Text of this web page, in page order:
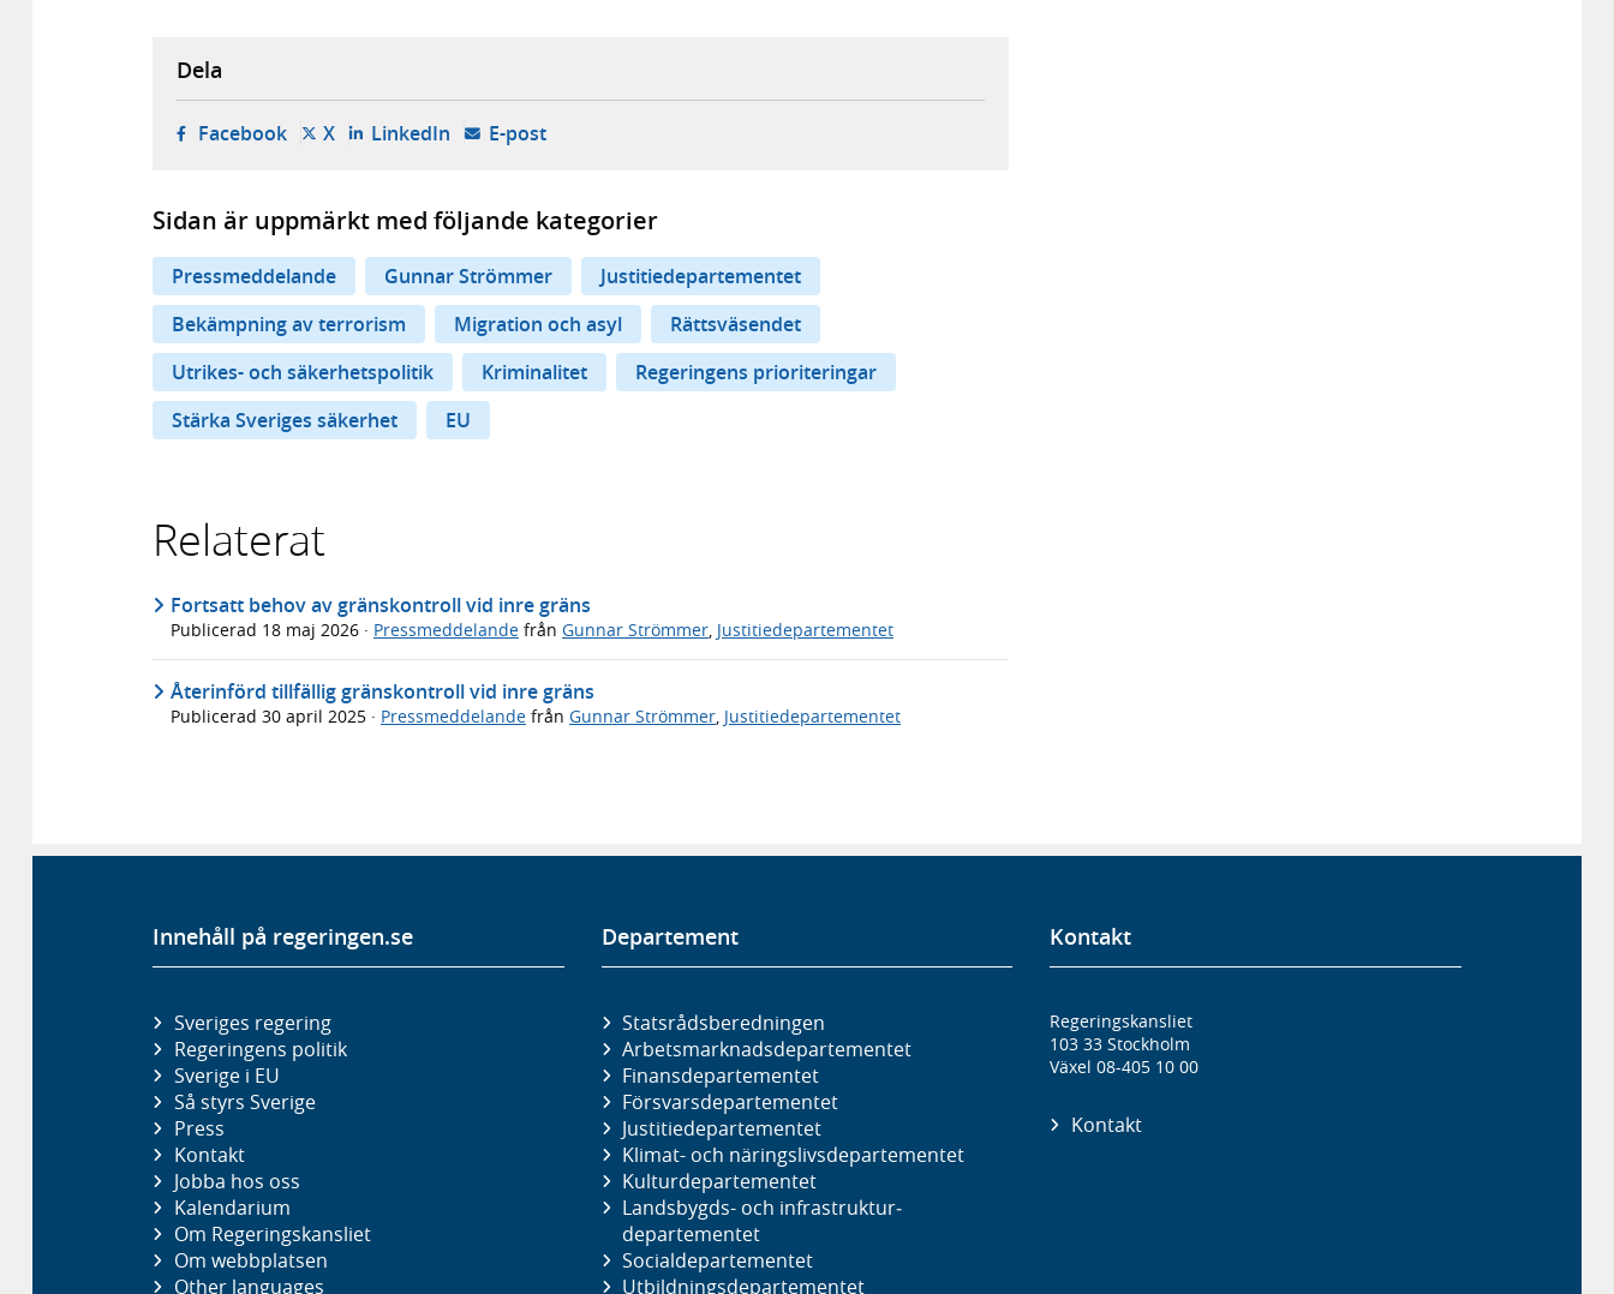
Dela
Facebook- öppnas i ny flik, extern webbplats,
X- öppnas i ny flik, extern webbplats,
LinkedIn- öppnas i ny flik, extern webbplats,
E-post- öppnar din e-postklient,
Sidan är uppmärkt med följande kategorier
Pressmeddelande Gunnar Strömmer
Justitiedepartementet
Bekämpning av terrorism
Migration och asyl
Rättsväsendet
Utrikes- och säkerhetspolitik
Kriminalitet
Regeringens prioriteringar
Stärka Sveriges säkerhet
EU
Relaterat
Fortsatt behov av gränskontroll vid inre gräns
Publicerad 18 maj 2026 · Pressmeddelande från Gunnar Strömmer Justitiedepartementet
Återinförd tillfällig gränskontroll vid inre gräns
Publicerad 30 april 2025 · Pressmeddelande från Gunnar Strömmer, Justitiedepartementet
Innehåll på regeringen.se
Sveriges regering
Regeringens politik
Sverige i EU
Så styrs Sverige
Press
Kontakt
Jobba hos oss
Kalendarium
Om Regeringskansliet
Om webbplatsen
Other languages
Departement
Statsrådsberedningen
Arbetsmarknads­departementet
Finans­departementet
Försvars­departementet
Justitie­departementet
Klimat- och näringslivs­departementet
Kultur­departementet
Landsbygds- och infrastruktur­
departementet
Social­departementet
Utbildnings­departementet
Kontakt
Regeringskansliet
103 33 Stockholm
Växel 08-405 10 00
Kontakt